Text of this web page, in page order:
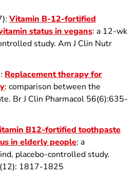
Vitamin B-12-fortified
status in vegans: a 12-wk
study. Am J Clin Nutr
Replacement therapy for
: comparison between the
Br J Clin Pharmacol 56(6):635-
B12-fortified toothpaste
in elderly people: a
placebo-controlled study.
1817-1825